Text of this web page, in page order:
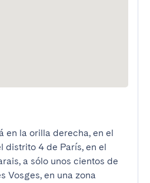
en la orilla derecha, en el
distrito 4 de París, en el
a sólo unos cientos de
Vosges, en una zona